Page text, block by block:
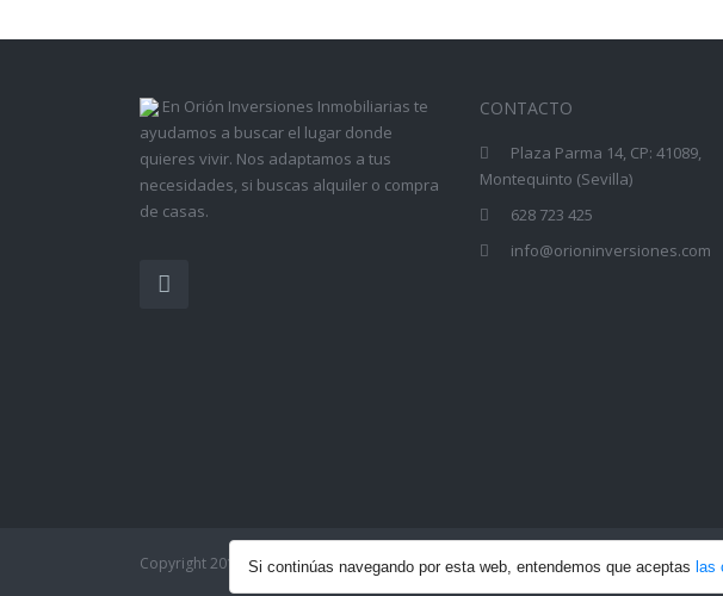
En Orión Inversiones Inmobiliarias te
ayudamos a buscar el lugar donde
quieres vivir. Nos adaptamos a tus
necesidades, si buscas alquiler o compra
de casas.
CONTACTO
Plaza Parma 14, CP: 41089,
Montequinto (Sevilla)
628 723 425
info@orioninversiones.com
Copyright 2017 - Orión Inversiones Inmobiliarias| Todos los derechos reservados |
Si continúas navegando por esta web, entendemos que aceptas las